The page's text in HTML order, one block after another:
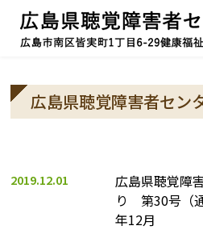
広島県聴覚障害者セン
2019.12.01
広島県聴覚障
り 第30号（
年12月